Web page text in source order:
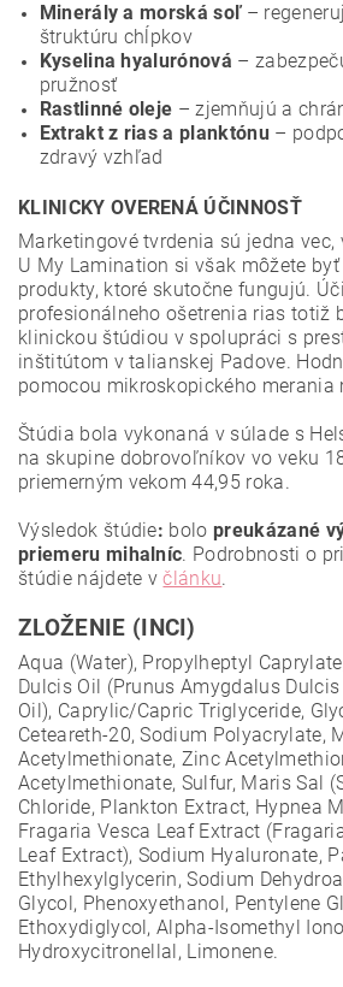
Minerály a morská soľ–
štruktúru chĺpkov
Kyselina hyalurónová –
pružnosť
Rastlinné oleje – zjemňujú a
Extrakt z rias a planktónu–
zdravý vzhľad
KLINICKY OVERENÁ ÚČINNOSŤ
Marketingové tvrdenia sú jedna vec,
U My Lamination si však môžete
produkty, ktoré skutočne fungujú.
profesionálneho ošetrenia rias totiž
klinickou štúdiou v spolupráci s
inštitútom v talianskej Padove.
pomocou mikroskopického merania
Štúdia bola vykonaná v súlade s
na skupine dobrovoľníkov vo veku
priemerným vekom 44,95 roka.
Výsledok štúdie: bolopreukázané
priemeru mihalníc. Podrobnosti o
štúdie nájdete včlánku.
ZLOŽENIE (INCI)
Aqua (Water), Propylheptyl
Dulcis Oil (Prunus Amygdalus
Oil), Caprylic/Capric Triglyceride,
Ceteareth-20, Sodium Polyacrylate,
Acetylmethionate, Zinc
Acetylmethionate, Sulfur, Maris Sal
Chloride, Plankton Extract, Hypnea
Fragaria Vesca Leaf Extract
Leaf Extract), Sodium Hyaluronate,
Ethylhexylglycerin, Sodium
Glycol, Phenoxyethanol, Pentylene
Ethoxydiglycol, Alpha-Isomethyl
Hydroxycitronellal, Limonene.